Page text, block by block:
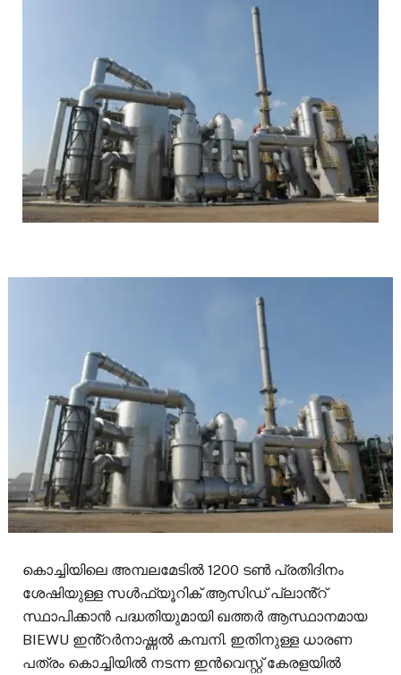
കൊച്ചിയിലെ അമ്പലമേടിൽ 1200 ടണ്‍ പ്രതിദിനം
ശേഷിയുള്ള സള്‍ഫ്യൂറിക് ആസിഡ് പ്ലാൻ്റ്
സ്ഥാപിക്കാൻ പദ്ധതിയുമായി ഖത്തര്‍ ആസ്ഥാനമായ
BIEWU ഇൻ്റർനാഷ്ണൽ കമ്പനി. ഇതിനുള്ള ധാരണ
പത്രം കൊച്ചിയില്‍ നടന്ന ഇന്‍വെസ്റ്റ് കേരളയില്‍